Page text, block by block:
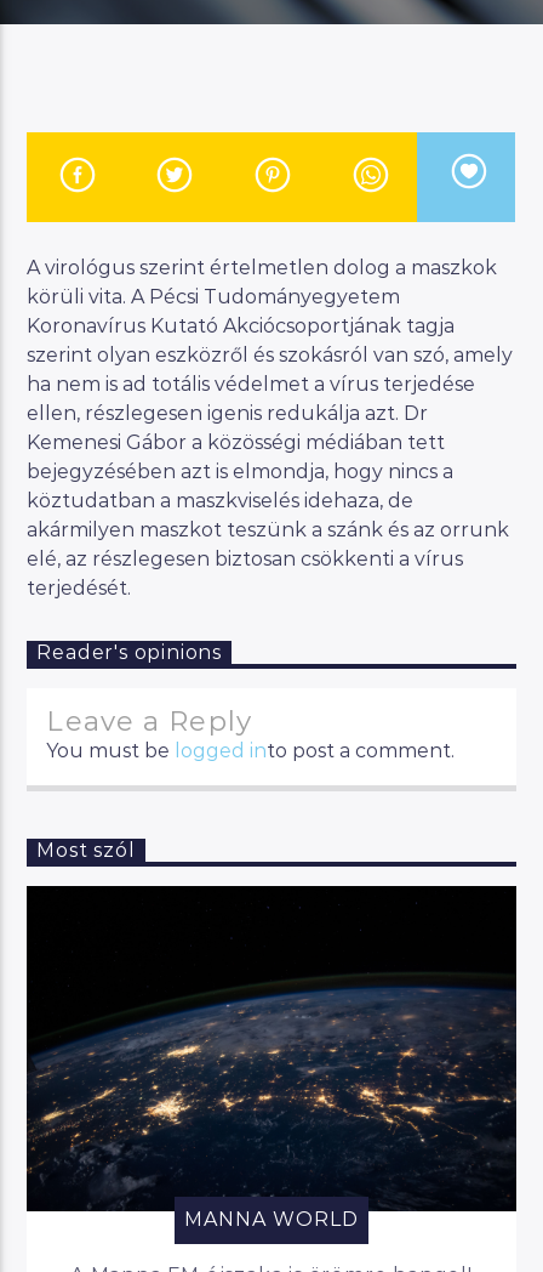
Manna FM
A virológus szerint értelmetlen dolog a maszkok
körüli vita. A Pécsi Tudományegyetem
Koronavírus Kutató Akciócsoportjának tagja
szerint olyan eszközről és szokásról van szó, amely
ha nem is ad totális védelmet a vírus terjedése
ellen, részlegesen igenis redukálja azt. Dr
Kemenesi Gábor a közösségi médiában tett
bejegyzésében azt is elmondja, hogy nincs a
köztudatban a maszkviselés idehaza, de
akármilyen maszkot teszünk a szánk és az orrunk
elé, az részlegesen biztosan csökkenti a vírus
terjedését.
Reader's opinions
Leave a Reply
You must be logged into post a comment.
Most szól
MANNA WORLD